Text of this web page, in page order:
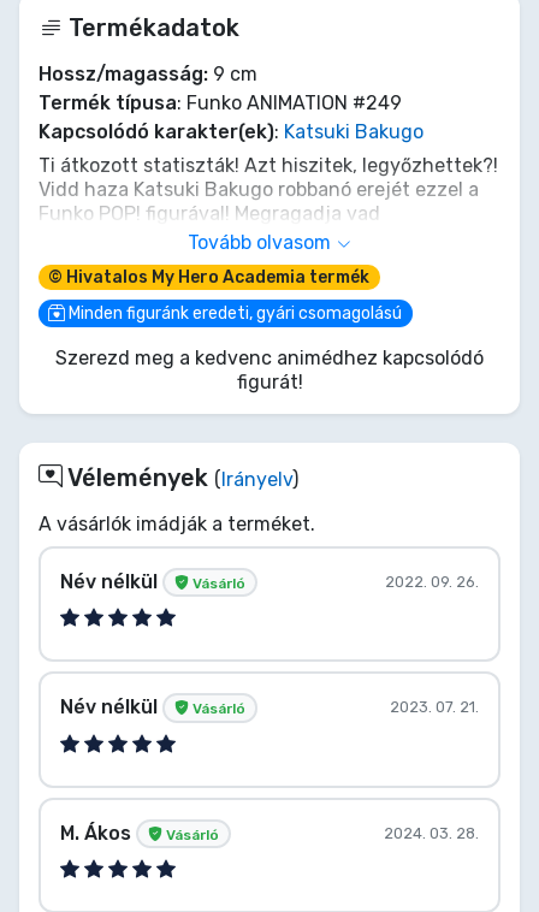
Termékadatok
Hossz/magasság: 9 cm
Termék típusa: Funko ANIMATION #249
Kapcsolódó karakter(ek): Katsuki Bakugo
Ti átkozott statiszták! Azt hiszitek, legyőzhettek?!
Vidd haza Katsuki Bakugo robbanó erejét ezzel a
Funko POP! figurával! Megragadja vad
elszántságát és ikonikus hősi jelmezét, gránátos
karvértjeivel készen az akcióra. Add hozzá a
leendő első számú hőst a My Hero Academia
gyűjteményedhez, és mutasd meg mindenkinek,
mit jelent igazán a Plus Ultra! Ne becsüld alá
Kacchánt, tedd a polcodra, mielőtt elrobban!
Tovább olvasom
© Hivatalos My Hero Academia termék
Minden figuránk eredeti, gyári csomagolású
Szerezd meg a kedvenc animédhez kapcsolódó
figurát!
Vélemények (Irányelv)
A vásárlók imádják a terméket.
Név nélkül Vásárló 2022. 09. 26.
Név nélkül Vásárló 2023. 07. 21.
M. Ákos Vásárló 2024. 03. 28.